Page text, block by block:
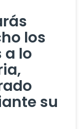
los
lo
su